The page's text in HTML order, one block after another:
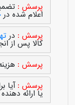
اعلام شده در
در
کالا پس از
آیا
یا ارائه